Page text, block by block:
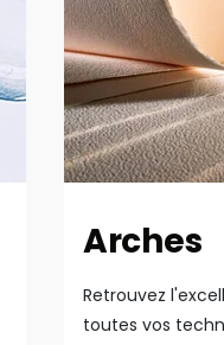
Arches
Retrouvez
toutes vos